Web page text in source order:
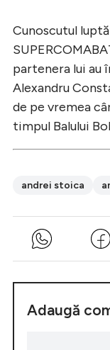
Cunoscutul
partenera lui au
Alexandru
de pe vremea
timpul Balului
andrei stoica
Adaugă